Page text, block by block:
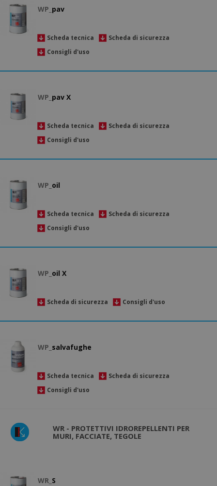
WP_ pav
Scheda tecnica
Scheda di sicurezza
Consigli d'uso
WP_ pav X
Scheda tecnica
Scheda di sicurezza
Consigli d'uso
WP_ oil
Scheda tecnica
Scheda di sicurezza
Consigli d'uso
WP_ oil X
Scheda di sicurezza Consigli d'uso
WP_ salvafughe
Scheda tecnica
Scheda di sicurezza
Consigli d'uso
WR - PROTETTIVI IDROREPELLENTI PER
MURI, FACCIATE, TEGOLE
WR_ S